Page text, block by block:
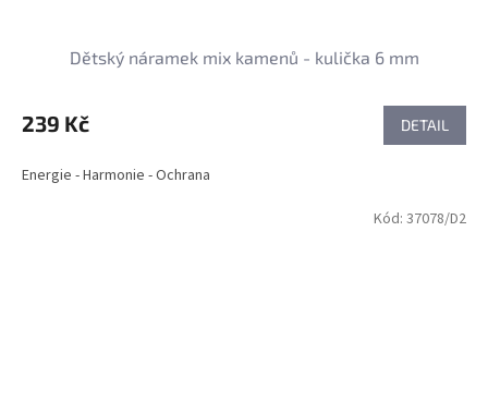
Dětský náramek mix kamenů - kulička 6 mm
239 Kč DETAIL
Energie - Harmonie - Ochrana
Kód: 37078/D2